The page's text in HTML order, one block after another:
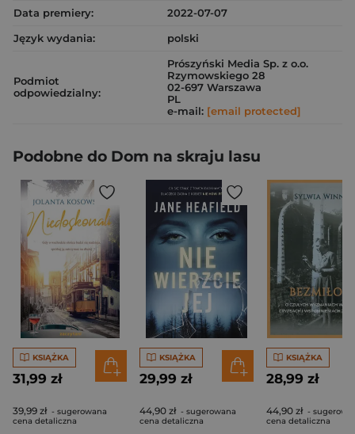
Data premiery:
2022-07-07
Język wydania:
polski
Podmiot
odpowiedzialny:
Prószyński Media Sp. z o.o.
Rzymowskiego 28
02-697 Warszawa
PL
e-mail: [email protected]
Podobne do Dom na skraju lasu
KSIĄŻKA
31,99 zł
39,99 zł - sugerowana
cena detaliczna
KSIĄŻKA
29,99 zł
44,90 zł - sugerowana
cena detaliczna
KSIĄŻKA
28,99 zł
44,90 zł -
cena detaliczna